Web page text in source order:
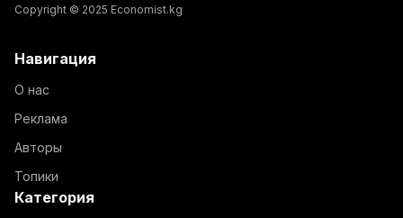
Copyright © 2025 Economist.kg
Навигация
О нас
Реклама
Авторы
Топики
Категория